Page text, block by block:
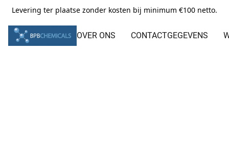
Levering ter plaatse zonder kosten bij minimum €100 netto.
OVER ONS CONTACTGEGEVENS